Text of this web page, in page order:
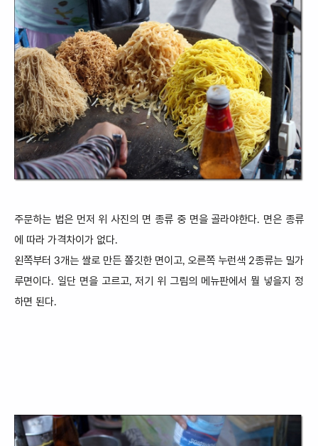
주문하는 법은 먼저 위 사진의 면 종류 중 면을 골라야한다. 면은 종류
에 따라 가격차이가 없다.
왼쪽부터 3개는 쌀로 만든 쫄깃한 면이고, 오른쪽 누런색 2종류는 밀가
루면이다. 일단 면을 고르고, 저기 위 그림의 메뉴판에서 뭘 넣을지 정
하면 된다.